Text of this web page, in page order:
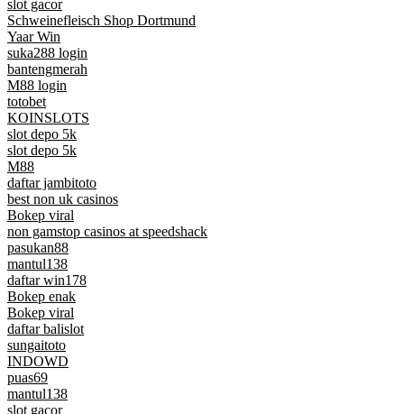
slot gacor
Schweinefleisch Shop Dortmund
Yaar Win
suka288 login
bantengmerah
M88 login
totobet
KOINSLOTS
slot depo 5k
slot depo 5k
M88
daftar jambitoto
best non uk casinos
Bokep viral
non gamstop casinos at speedshack
pasukan88
mantul138
daftar win178
Bokep enak
Bokep viral
daftar balislot
sungaitoto
INDOWD
puas69
mantul138
slot gacor